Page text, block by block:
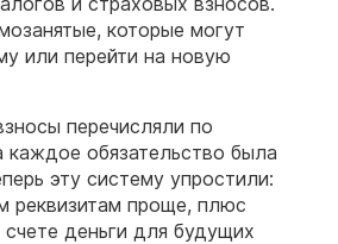
которые могут
или перейти на новую
перечисляли по
обязательство была
эту систему упростили:
реквизитам проще, плюс
деньги для будущих